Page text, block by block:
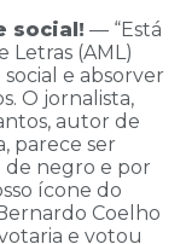
social! — “Está
Letras (AML)
e absorver
O jornalista,
autor de
parece ser
de negro e por
ícone do
Coelho
e votou